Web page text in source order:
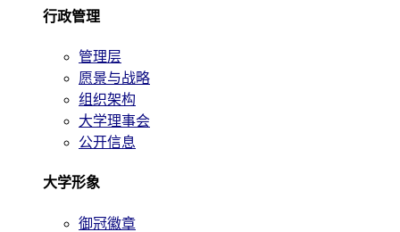
行政管理
管理层
愿景与战略
组织架构
大学理事会
公开信息
大学形象
御冠徽章